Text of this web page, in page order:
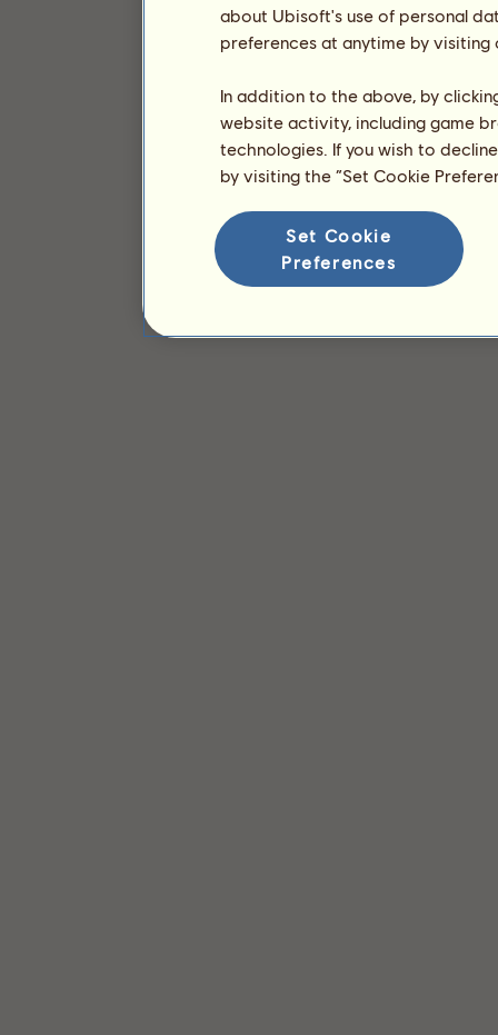
about Ubisoft's use of personal
preferences at anytime by
In addition to the above, by
website activity, including game
technologies. If you wish to
by visiting the “Set Cookie
Set Cookie
Preferences